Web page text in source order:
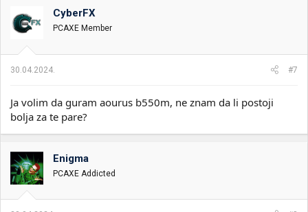
CyberFX
PCAXE Member
30.04.2024. #7
Ja volim da guram aourus b550m, ne znam da li postoji
bolja za te pare?
Enigma
PCAXE Addicted